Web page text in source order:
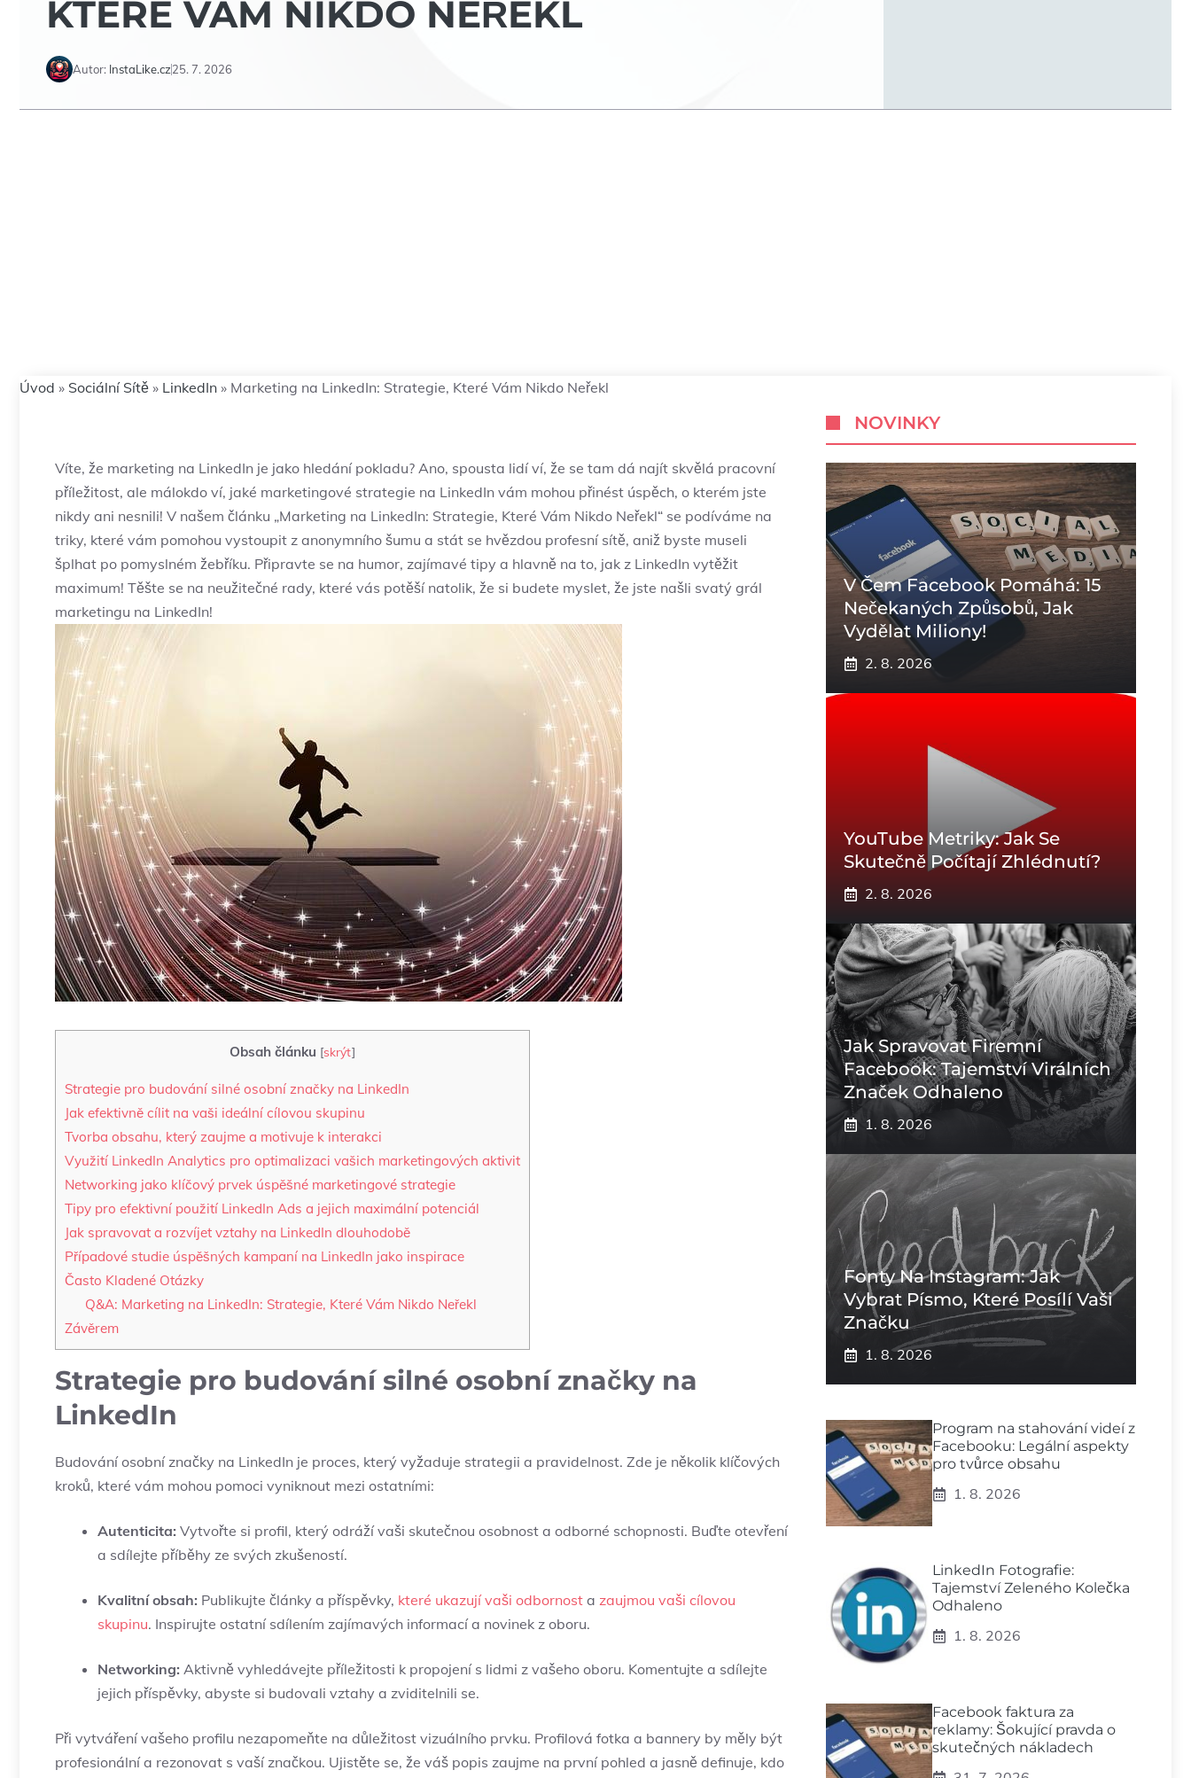
KTERÉ VÁM NIKDO NEŘEKL
Autor: InstaLike.cz25. 7. 2026
Úvod » Sociální Sítě » LinkedIn » Marketing na LinkedIn: Strategie, Které Vám Nikdo Neřekl
Víte, že marketing na LinkedIn je jako hledání pokladu? Ano, spousta lidí ví, že se tam dá najít skvělá pracovní
příležitost, ale​ málokdo ví, jaké ‌marketingové strategie na LinkedIn vám mohou přinést úspěch, o kterém jste‍
nikdy ani nesnili! V našem článku „Marketing na LinkedIn: Strategie, Které Vám ‍Nikdo Neřekl“ se⁣ podíváme na
triky, které vám pomohou vystoupit z anonymního šumu a​ stát ⁤se‌ hvězdou profesní sítě, aniž byste museli
šplhat‌ po pomyslném žebříku. Připravte se na humor, zajímavé tipy a hlavně na to, jak z LinkedIn vytěžit
maximum! Těšte se na neužitečné rady, které vás potěší natolik, že si budete myslet, že jste našli svatý grál
marketingu na LinkedIn!
Obsah článku [skrýt]
Strategie pro budování silné osobní značky na LinkedIn
Jak efektivně cílit na vaši ideální cílovou skupinu
Tvorba obsahu, který zaujme a motivuje ‍k interakci
Využití LinkedIn Analytics pro optimalizaci vašich marketingových aktivit
Networking jako klíčový prvek úspěšné marketingové strategie
Tipy pro efektivní použití LinkedIn Ads a⁢ jejich maximální potenciál
Jak spravovat a rozvíjet vztahy na LinkedIn dlouhodobě
Případové studie úspěšných kampaní na LinkedIn jako inspirace
Často Kladené ​Otázky
Q&A: Marketing na LinkedIn: Strategie, Které Vám‌ Nikdo Neřekl
Závěrem
Strategie pro budování silné osobní značky na
LinkedIn
Budování osobní značky na ⁤LinkedIn je proces, který vyžaduje strategii a pravidelnost. Zde je několik klíčových
kroků, které⁢ vám mohou pomoci⁢ vyniknout mezi ostatními:
Autenticita: Vytvořte si⁣ profil, který odráží vaši skutečnou osobnost a odborné ‍schopnosti. ​Buďte otevření
a sdílejte příběhy ze svých zkušeností.
Kvalitní obsah: Publikujte⁤ články a⁢ příspěvky, ‌ které ukazují vaši odbornost a zaujmou vaši cílovou
skupinu. Inspirujte ostatní sdílením zajímavých informací a novinek z oboru.
Networking: Aktivně vyhledávejte příležitosti k propojení s lidmi z vašeho oboru. Komentujte a sdílejte
jejich příspěvky, abyste si ​budovali vztahy a zviditelnili se.
Při vytváření vašeho profilu nezapomeňte​ na důležitost vizuálního prvku. Profilová fotka a bannery by měly být
profesionální a rezonovat s vaší značkou. Ujistěte se, že váš popis zaujme​ na první pohled a jasně definuje, kdo
NOVINKY
V Čem Facebook Pomáhá: 15
Nečekaných Způsobů, Jak
Vydělat Miliony!
2. 8. 2026
YouTube Metriky: Jak Se
Skutečně Počítají Zhlédnutí?
2. 8. 2026
Jak Spravovat Firemní
Facebook: Tajemství Virálních
Značek Odhaleno
1. 8. 2026
Fonty Na Instagram: Jak
Vybrat Písmo, Které Posílí Vaši
Značku
1. 8. 2026
Program na stahování videí z
Facebooku: Legální aspekty
pro tvůrce obsahu
1. 8. 2026
LinkedIn Fotografie:
Tajemství Zeleného Kolečka
Odhaleno
1. 8. 2026
Facebook faktura za
reklamy: Šokující pravda o
skutečných nákladech